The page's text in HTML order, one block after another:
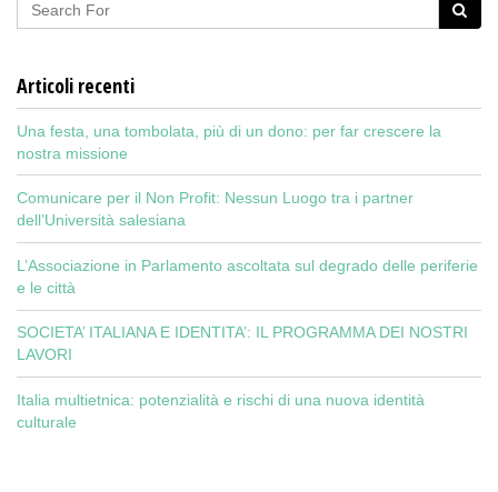
Articoli recenti
Una festa, una tombolata, più di un dono: per far crescere la
nostra missione
Comunicare per il Non Profit: Nessun Luogo tra i partner
dell’Università salesiana
L’Associazione in Parlamento ascoltata sul degrado delle periferie
e le città
SOCIETA’ ITALIANA E IDENTITA’: IL PROGRAMMA DEI NOSTRI
LAVORI
Italia multietnica: potenzialità e rischi di una nuova identità
culturale